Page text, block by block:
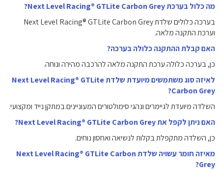
מה כלול בערכת Next Level Racing® GTLite Carbon Grey?
בערכה כלולים שלדת Next Level Racing® GTLite Carbon Grey
וערכת התקנה מלאה.
האם קבלת ההתקנה כלולה בערכה?
כן, בערכה כלולה ערכת התקנה מלאה להרכבה מהירה ונוחה.
לאיזה סוג משתמשים מיועדת שלדת Next Level Racing® GTLite
Carbon Grey?
השלדה מיועדת לגיימרים ונהגי סימולטורים המעוניינים במתקן נייד ומקצועי.
האם ניתן לקפל את Next Level Racing® GTLite Carbon Grey?
כן, השלדה מתקפלת בקלות לנשיאה ואחסון נוחים.
מאיזה חומר עשויה שלדת Next Level Racing® GTLite Carbon
Grey?